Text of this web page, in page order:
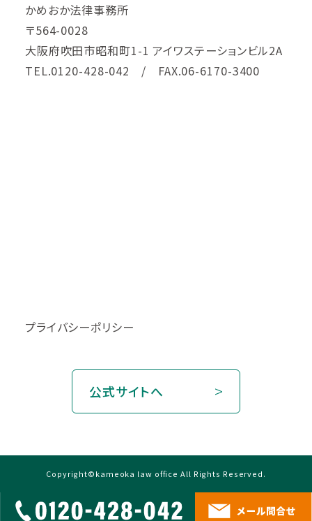
かめおか法律事務所
〒564-0028
大阪府吹田市昭和町1-1 アイワステーションビル2A
TEL.0120-428-042 / FAX.06-6170-3400
公式サイトへ
プライバシーポリシー
Copyright©kameoka law office All Rights Reserved.